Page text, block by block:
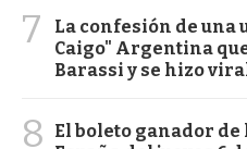
7
La confesión de una
Caigo" Argentina
Barassi y se hizo
8
El boleto ganador